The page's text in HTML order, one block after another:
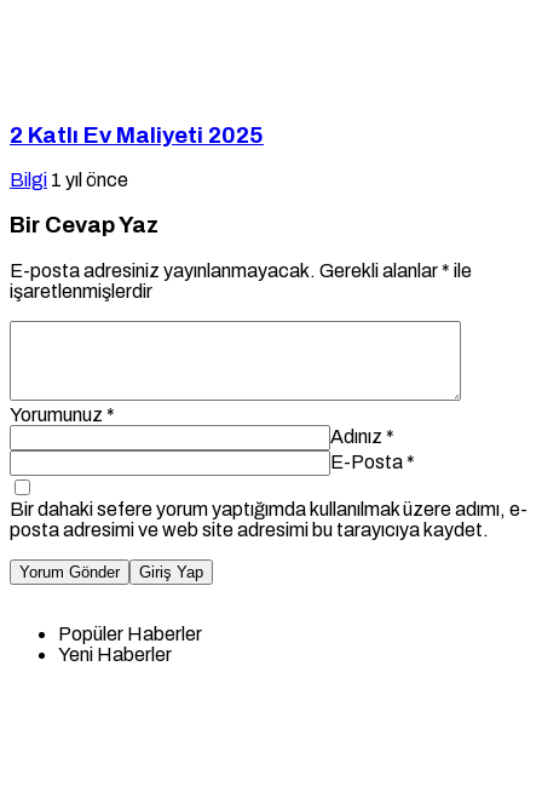
2 Katlı Ev Maliyeti 2025
Bilgi 1 yıl önce
Bir Cevap Yaz
E-posta adresiniz yayınlanmayacak. Gerekli alanlar* ile
işaretlenmişlerdir
Yorumunuz *
Adınız *
E-Posta*
Bir dahaki sefere yorum yaptığımda kullanılmak üzere adımı, e-
posta adresimi ve web site adresimi bu tarayıcıya kaydet.
Yorum Gönder Giriş Yap
Popüler Haberler
Yeni Haberler